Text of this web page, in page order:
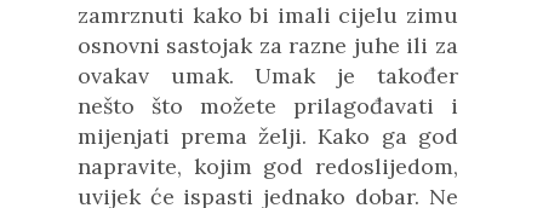
zamrznuti kako bi imali cijelu zimu
osnovni sastojak za razne juhe ili za
ovakav umak. Umak je također
nešto što možete prilagođavati i
mijenjati prema želji. Kako ga god
napravite, kojim god redoslijedom,
uvijek će ispasti jednako dobar. Ne